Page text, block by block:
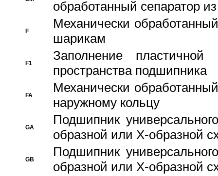
обработанный сепаратор
F
Механически
шарикам
F1
Заполнение
пространства подшипника
FA
Механически
наружному кольцу
GA
Подшипник
образной или Х-образной
GB
Подшипник
образной или Х-образной